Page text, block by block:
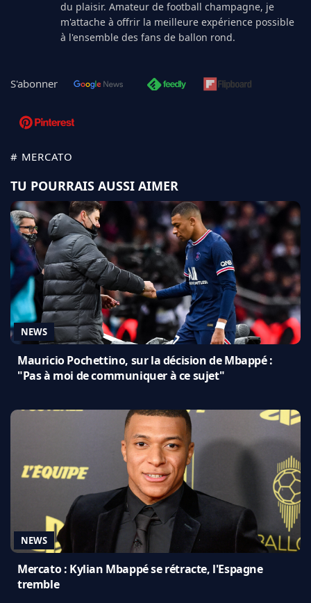
du plaisir. Amateur de football champagne, je
m'attache à offrir la meilleure expérience possible
à l'ensemble des fans de ballon rond.
S'abonner
# MERCATO
TU POURRAIS AUSSI AIMER
NEWS
Mauricio Pochettino, sur la décision de Mbappé :
"Pas à moi de communiquer à ce sujet"
NEWS
Mercato : Kylian Mbappé se rétracte, l'Espagne
tremble